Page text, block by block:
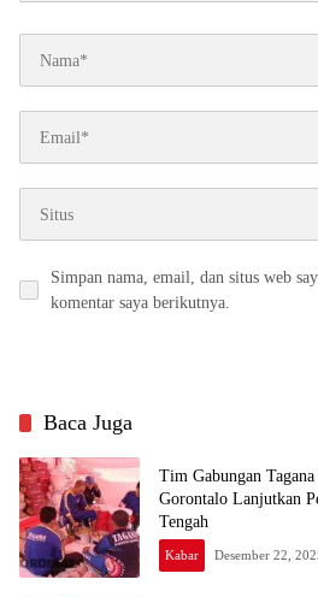
Simpan nama, email, dan situs web
komentar saya berikutnya.
Baca Juga
Tim Gabungan
Gorontalo Lanjutkan
Tengah
Kabar Desember 22,